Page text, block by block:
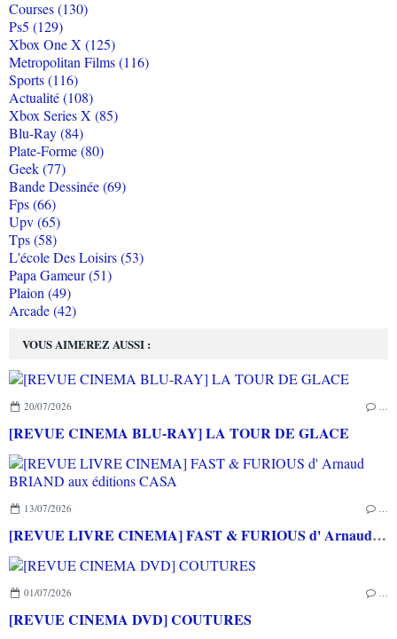
VOUS AIMEREZ AUSSI :
20/07/2026 …
[REVUE CINEMA BLU-RAY] LA TOUR DE GLACE
13/07/2026 …
[REVUE LIVRE CINEMA] FAST & FURIOUS d' Arnaud BRIAND aux éditions CASA
01/07/2026 …
[REVUE CINEMA DVD] COUTURES
Courses (130)
Ps5 (129)
Xbox One X (125)
Metropolitan Films (116)
Sports (116)
Actualité (108)
Xbox Series X (85)
Blu-Ray (84)
Plate-Forme (80)
Geek (77)
Bande Dessinée (69)
Fps (66)
Upv (65)
Tps (58)
L'école Des Loisirs (53)
Papa Gameur (51)
Plaion (49)
Arcade (42)